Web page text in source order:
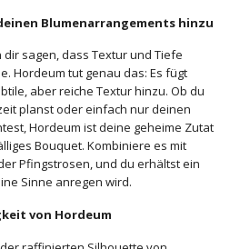
Blumenarrangements hinzu
sagen, dass Textur und Tiefe
Hordeum tut genau das: Es fügt
aber reiche Textur hinzu. Ob du
planst oder einfach nur deinen
Hordeum ist deine geheime Zutat
Bouquet. Kombiniere es mit
Pfingstrosen, und du erhältst ein
Sinne anregen wird.
von Hordeum